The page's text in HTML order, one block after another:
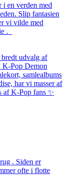
en verden med
Slip fantasien
vi vilde med
.
udvalg af
K-Pop Demon
samlealbums
har vi masser af
af K-Pop fans ✨
. Siden er
ofte i flotte